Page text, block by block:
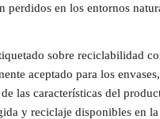
perdidos en los entornos
sobre reciclabilidad
aceptado para los
las características del
y reciclaje disponibles en